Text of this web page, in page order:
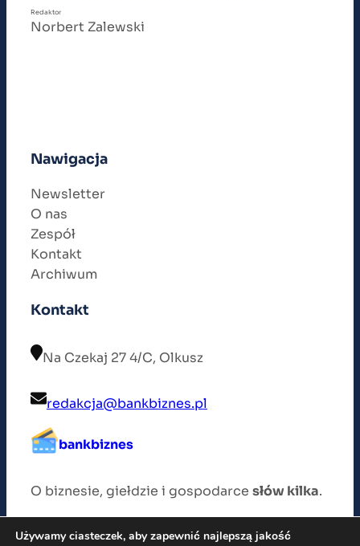
Redaktor
Norbert Zalewski
Nawigacja
Newsletter
O nas
Zespół
Kontakt
Archiwum
Kontakt
Na Czekaj 27 4/C, Olkusz
redakcja@bankbiznes.pl
bankbiznes
O biznesie, giełdzie i gospodarce słów kilka.
Wszelkie prawa zastrzeżone © 2026
Używamy ciasteczek, aby zapewnić najlepszą jakość